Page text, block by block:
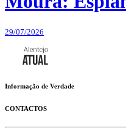
29/07/2026
Informação de Verdade
CONTACTOS